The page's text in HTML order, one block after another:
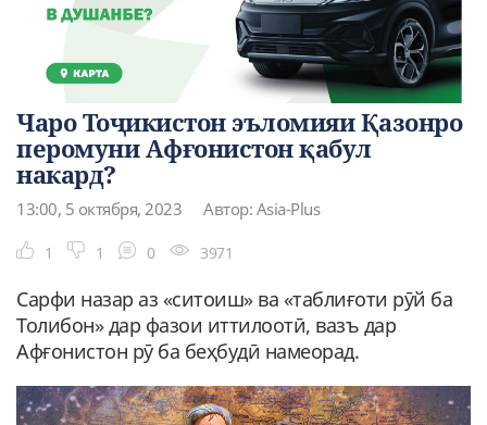
Чаро Тоҷикистон эъломияи Қазонро
перомуни Афғонистон қабул
накард?
13:00, 5 октября, 2023 Автор: Asia-Plus
1 1 0 3971
Сарфи назар аз «ситоиш» ва «таблиғоти рӯй ба
Толибон» дар фазои иттилоотӣ, вазъ дар
Афғонистон рӯ ба беҳбудӣ намеорад.